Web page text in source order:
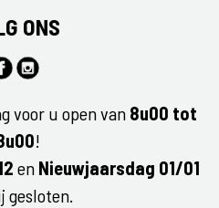
ONS
voor u open van 8u00 tot
!
en Nieuwjaarsdag 01/01
gesloten.